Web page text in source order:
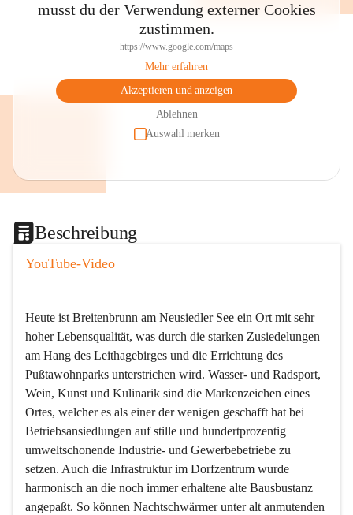
musst du der Verwendung externer Cookies
zustimmen.
https://www.google.com/maps
Mehr erfahren
Akzeptieren und anzeigen
Ablehnen
Auswahl merken
Beschreibung
YouTube-Video
Heute ist Breitenbrunn am Neusiedler See ein Ort mit sehr
hoher Lebensqualität, was durch die starken Zusiedelungen
am Hang des Leithagebirges und die Errichtung des
Pußtawohnparks unterstrichen wird. Wasser- und Radsport,
Wein, Kunst und Kulinarik sind die Markenzeichen eines
Ortes, welcher es als einer der wenigen geschafft hat bei
Betriebsansiedlungen auf stille und hundertprozentig
umweltschonende Industrie- und Gewerbebetriebe zu
setzen. Auch die Infrastruktur im Dorfzentrum wurde
harmonisch an die noch immer erhaltene alte Bausbustanz
angepaßt. So können Nachtschwärmer unter alt anmutenden